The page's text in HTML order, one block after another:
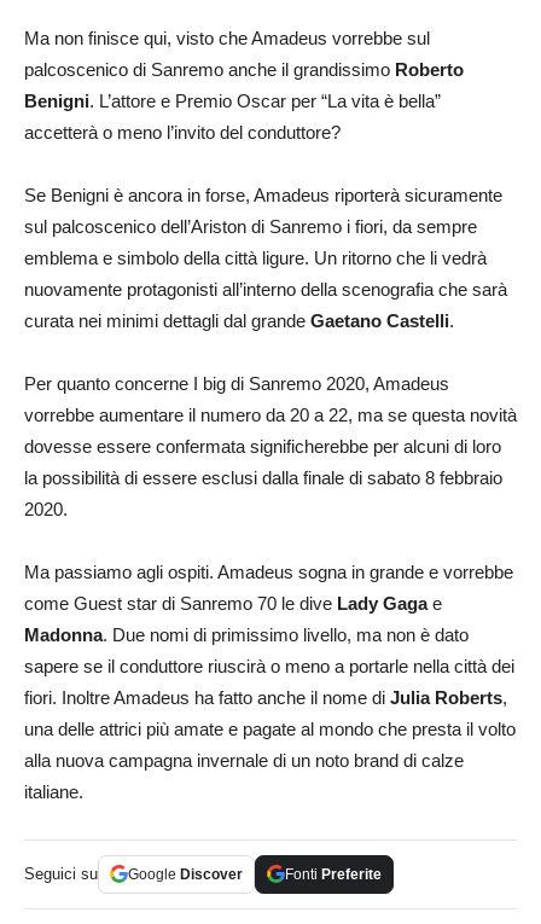
Ma non finisce qui, visto che Amadeus vorrebbe sul
palcoscenico di Sanremo anche il grandissimo Roberto
Benigni. L’attore e Premio Oscar per “La vita è bella”
accetterà o meno l’invito del conduttore?
Se Benigni è ancora in forse, Amadeus riporterà sicuramente
sul palcoscenico dell’Ariston di Sanremo i fiori, da sempre
emblema e simbolo della città ligure. Un ritorno che li vedrà
nuovamente protagonisti all’interno della scenografia che sarà
curata nei minimi dettagli dal grande Gaetano Castelli.
Per quanto concerne I big di Sanremo 2020, Amadeus
vorrebbe aumentare il numero da 20 a 22, ma se questa novità
dovesse essere confermata significherebbe per alcuni di loro
la possibilità di essere esclusi dalla finale di sabato 8 febbraio
2020.
Ma passiamo agli ospiti. Amadeus sogna in grande e vorrebbe
come Guest star di Sanremo 70 le dive Lady Gagae
Madonna. Due nomi di primissimo livello, ma non è dato
sapere se il conduttore riuscirà o meno a portarle nella città dei
fiori. Inoltre Amadeus ha fatto anche il nome di Julia Roberts,
una delle attrici più amate e pagate al mondo che presta il volto
alla nuova campagna invernale di un noto brand di calze
italiane.
Seguici su Google Discover Fonti Preferite